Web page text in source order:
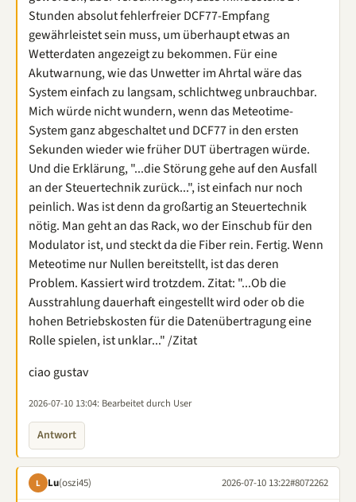
Stunden absolut fehlerfreier DCF77-Empfang
gewährleistet sein muss, um überhaupt etwas an
Wetterdaten angezeigt zu bekommen. Für eine
Akutwarnung, wie das Unwetter im Ahrtal wäre das
System einfach zu langsam, schlichtweg unbrauchbar.
Mich würde nicht wundern, wenn das Meteotime-
System ganz abgeschaltet und DCF77 in den ersten
Sekunden wieder wie früher DUT übertragen würde.
Und die Erklärung, "...die Störung gehe auf den Ausfall
an der Steuertechnik zurück...", ist einfach nur noch
peinlich. Was ist denn da großartig an Steuertechnik
nötig. Man geht an das Rack, wo der Einschub für den
Modulator ist, und steckt da die Fiber rein. Fertig. Wenn
Meteotime nur Nullen bereitstellt, ist das deren
Problem. Kassiert wird trotzdem. Zitat: "...Ob die
Ausstrahlung dauerhaft eingestellt wird oder ob die
hohen Betriebskosten für die Datenübertragung eine
Rolle spielen, ist unklar..." /Zitat
ciao gustav
2026-07-10 13:04: Bearbeitet durch User
Antwort
L Lu(oszi45) 2026-07-10 13:22#8072262